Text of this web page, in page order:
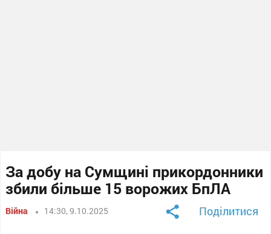
За добу на Сумщині прикордонники
збили більше 15 ворожих БпЛА
Війна 14:30, 9.10.2025 Поділитися